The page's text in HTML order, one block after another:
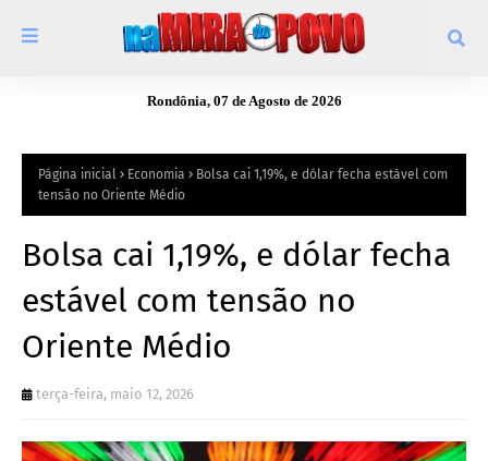
Rondônia, 07 de Agosto de 2026
Página inicial Economia
Bolsa cai 1,19%, e dólar fecha estável com
tensão no Oriente Médio
Bolsa cai 1,19%, e dólar fecha
estável com tensão no
Oriente Médio
terça-feira, maio 12, 2026